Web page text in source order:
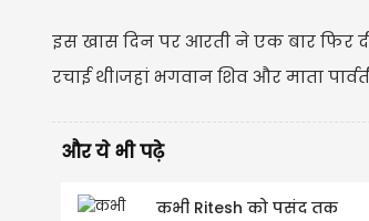
इस खास दिन पर आरती ने एक बार फिर
रचाई थी।जहां भगवान शिव और माता
और ये भी पढ़े
कभी Ritesh को पसंद तक